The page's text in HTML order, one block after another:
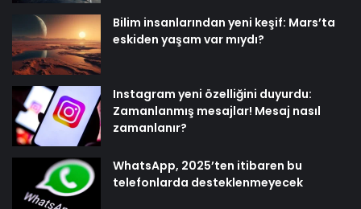
Bilim insanlarından yeni keşif: Mars’ta
eskiden yaşam var mıydı?
Instagram yeni özelliğini duyurdu:
Zamanlanmış mesajlar! Mesaj nasıl
zamanlanır?
WhatsApp, 2025’ten itibaren bu
telefonlarda desteklenmeyecek